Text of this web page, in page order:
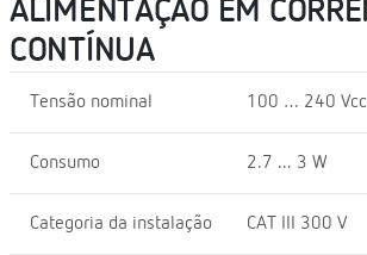
ALIMENTAÇÃO EM
CONTÍNUA
Tensão nominal 100 … 240
Consumo 2.7 ... 3 W
Categoria da instalação CAT III 300 V